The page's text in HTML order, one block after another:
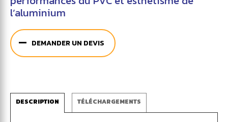
l’aluminium
DEMANDER UN DEVIS
DESCRIPTION TÉLÉCHARGEMENTS